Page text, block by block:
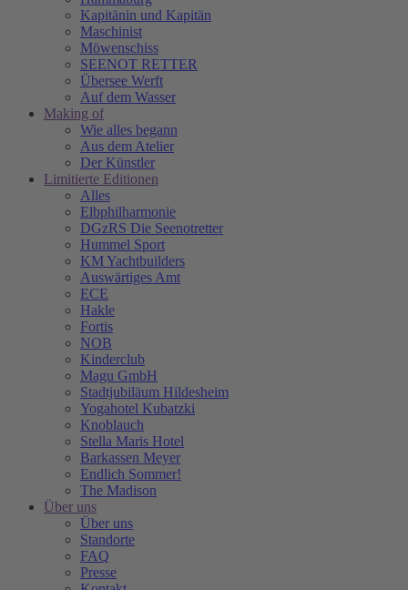
Kapitänin und Kapitän
Maschinist
Möwenschiss
SEENOT RETTER
Übersee Werft
Auf dem Wasser
Making of
Wie alles begann
Aus dem Atelier
Der Künstler
Limitierte Editionen
Alles
Elbphilharmonie
DGzRS Die Seenotretter
Hummel Sport
KM Yachtbuilders
Auswärtiges Amt
ECE
Hakle
Fortis
NOB
Kinderclub
Magu GmbH
Stadtjubiläum Hildesheim
Yogahotel Kubatzki
Knoblauch
Stella Maris Hotel
Barkassen Meyer
Endlich Sommer!
The Madison
Über uns
Über uns
Standorte
FAQ
Presse